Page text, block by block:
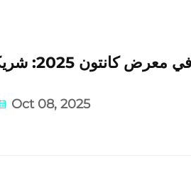
العالمي لحلول الطاقة المتجددة
Oct 08, 2025